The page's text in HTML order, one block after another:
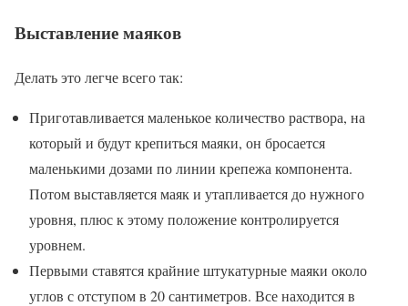
Выставление маяков
Делать это легче всего так:
Приготавливается маленькое количество раствора, на
который и будут крепиться маяки, он бросается
маленькими дозами по линии крепежа компонента.
Потом выставляется маяк и утапливается до нужного
уровня, плюс к этому положение контролируется
уровнем.
Первыми ставятся крайние штукатурные маяки около
углов с отступом в 20 сантиметров. Все находится в